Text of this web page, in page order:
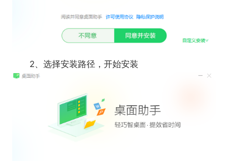
2、选择安装路径，开始安装